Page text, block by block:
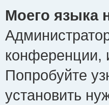
Моего языка
конференции,
Попробуйте
установить